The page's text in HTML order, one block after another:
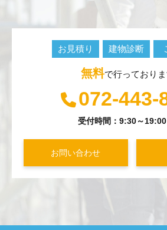
お見積り 建物診断
無料で行っておりま
072-443-
受付時間：9:30～19:00
お問い合わせ